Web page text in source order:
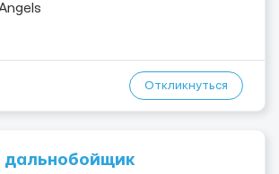
с годами практики — Стабильный поток
Откликнуться
дальнобойщик